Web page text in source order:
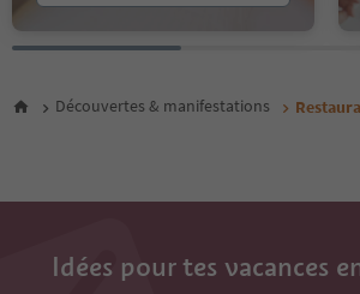
Découvertes & manifestations
Idées pour tes vacances